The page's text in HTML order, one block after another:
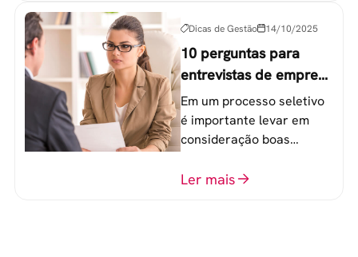
Dicas de Gestão 14/10/2025
10 perguntas para
entrevistas de emprego
que recrutadores não
devem fazer
Em um processo seletivo
é importante levar em
consideração boas
o perfil do profissional e
Ler mais